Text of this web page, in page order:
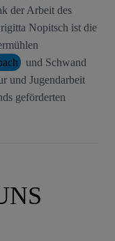
der Arbeit des
Nopitsch ist die
und Schwand
und Jugendarbeit
geförderten